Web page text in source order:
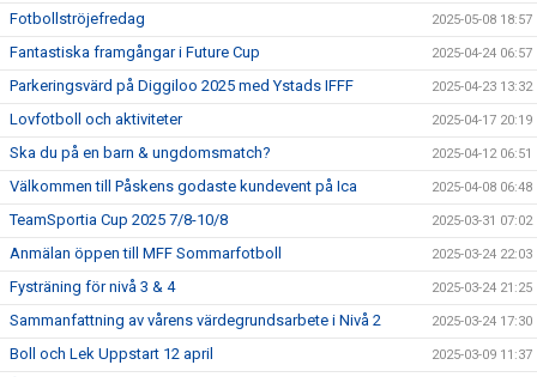
Fotbollströjefredag 2025-05-08 18:57
Fantastiska framgångar i Future Cup 2025-04-24 06:57
Parkeringsvärd på Diggiloo 2025 med Ystads IFFF 2025-04-23 13:32
Lovfotboll och aktiviteter 2025-04-17 20:19
Ska du på en barn & ungdomsmatch? 2025-04-12 06:51
Välkommen till Påskens godaste kundevent på Ica 2025-04-08 06:48
TeamSportia Cup 2025 7/8-10/8 2025-03-31 07:02
Anmälan öppen till MFF Sommarfotboll 2025-03-24 22:03
Fysträning för nivå 3 & 4 2025-03-24 21:25
Sammanfattning av vårens värdegrundsarbete i Nivå 2 2025-03-24 17:30
Boll och Lek Uppstart 12 april 2025-03-09 11:37